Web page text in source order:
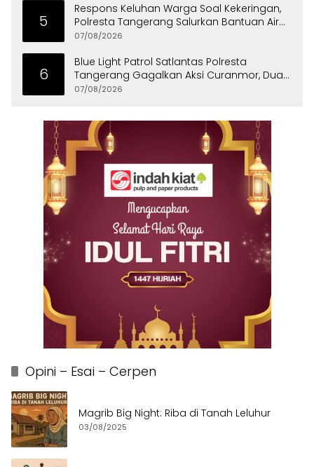
5
Respons Keluhan Warga Soal Kekeringan,
Polresta Tangerang Salurkan Bantuan Air
Bersih ke Panongan
07/08/2026
6
Blue Light Patrol Satlantas Polresta
Tangerang Gagalkan Aksi Curanmor, Dua
Pria Diamankan
07/08/2026
Opini – Esai – Cerpen
Magrib Big Night: Riba di Tanah Leluhur
03/08/2025